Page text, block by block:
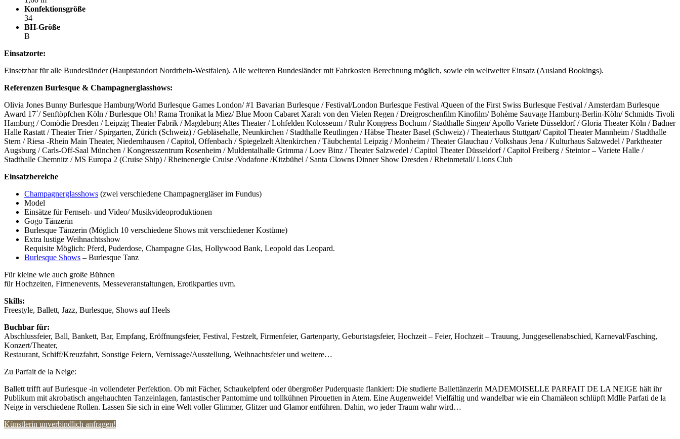
Konfektionsgröße
34
BH-Größe
B
Einsatzorte:
Einsetzbar für alle Bundesländer (Hauptstandort Nordrhein-Westfalen). Alle weiteren Bundesländer mit Fahrkosten Berechnung möglich, sowie ein weltweiter Einsatz (Ausland Bookings).
Referenzen Burlesque & Champagnerglasshows:
Olivia Jones Bunny Burlesque Hamburg/World Burlesque Games London/ #1 Bavarian Burlesque / Festival/London Burlesque Festival /Queen of the First Swiss Burlesque Festival / Amsterdam Burlesque
Award 17´/ Senftöpfchen Köln / Burlesque Oh! Rama Tronikat la Miez/ Blue Moon Cabaret Xarah von den Vielen Regen / Dreigroschenfilm Kinofilm/ Bohème Sauvage Hamburg-Berlin-Köln/ Schmidts Tivoli
Hamburg / Comödie Dresden / Leipzig Theater Fabrik / Magdeburg Altes Theater / Lohfelden Kolosseum / Ruhr Kongress Bochum / Stadthalle Singen/ Apollo Variete Düsseldorf / Gloria Theater Köln / Badner
Halle Rastatt / Theater Trier / Spirgarten, Zürich (Schweiz) / Gebläsehalle, Neunkirchen / Stadthalle Reutlingen / Häbse Theater Basel (Schweiz) / Theaterhaus Stuttgart/ Capitol Theater Mannheim / Stadthalle
Stern / Riesa -Rhein Main Theater, Niedernhausen / Capitol, Offenbach / Spiegelzelt Altenkirchen / Täubchental Leipzig / Monheim / Theater Glauchau / Volkshaus Jena / Kulturhaus Salzwedel / Parktheater
Augsburg / Carls-Off-Saal München / Kongresszentrum Rosenheim / Muldentalhalle Grimma / Loev Binz / Theater Salzwedel / Capitol Theater Düsseldorf / Capitol Freiberg / Steintor – Variete Halle /
Stadthalle Chemnitz / MS Europa 2 (Cruise Ship) / Rheinenergie Cruise /Vodafone /Kitzbühel / Santa Clowns Dinner Show Dresden / Rheinmetall/ Lions Club
Einsatzbereiche
Champagnerglasshows (zwei verschiedene Champagnergläser im Fundus)
Model
Einsätze für Fernseh- und Video/ Musikvideoproduktionen
Gogo Tänzerin
Burlesque Tänzerin (Möglich 10 verschiedene Shows mit verschiedener Kostüme)
Extra lustige Weihnachtsshow
Requisite Möglich: Pferd, Puderdose, Champagne Glas, Hollywood Bank, Leopold das Leopard.
Burlesque Shows – Burlesque Tanz
Für kleine wie auch große Bühnen
für Hochzeiten, Firmenevents, Messeveranstaltungen, Erotikparties uvm.
Skills:
Freestyle, Ballett, Jazz, Burlesque, Shows auf Heels
Buchbar für:
Abschlussfeier, Ball, Bankett, Bar, Empfang, Eröffnungsfeier, Festival, Festzelt, Firmenfeier, Gartenparty, Geburtstagsfeier, Hochzeit – Feier, Hochzeit – Trauung, Junggesellenabschied, Karneval/Fasching,
Konzert/Theater,
Restaurant, Schiff/Kreuzfahrt, Sonstige Feiern, Vernissage/Ausstellung, Weihnachtsfeier und weitere…
Zu Parfait de la Neige:
Ballett trifft auf Burlesque -in vollendeter Perfektion. Ob mit Fächer, Schaukelpferd oder übergroßer Puderquaste flankiert: Die studierte Ballettänzerin MADEMOISELLE PARFAIT DE LA NEIGE hält ihr
Publikum mit akrobatisch angehauchten Tanzeinlagen, fantastischer Pantomime und tollkühnen Pirouetten in Atem. Eine Augenweide! Vielfältig und wandelbar wie ein Chamäleon schlüpft Mdlle Parfati de la
Neige in verschiedene Rollen. Lassen Sie sich in eine Welt voller Glimmer, Glitzer und Glamor entführen. Dahin, wo jeder Traum wahr wird…
Künstlerin unverbindlich anfragen!